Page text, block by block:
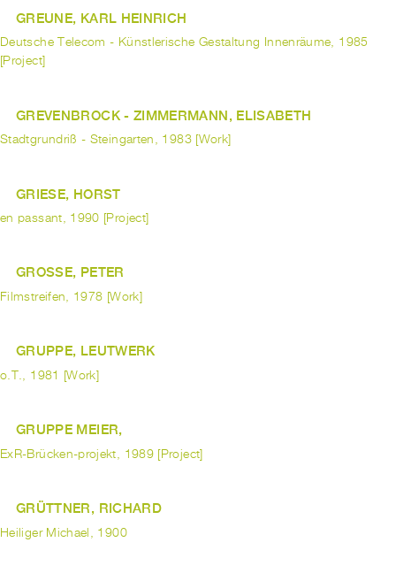
GREUNE, KARL HEINRICH
Deutsche Telecom - Künstlerische Gestaltung Innenräume, 1985
[Project]
GREVENBROCK - ZIMMERMANN, ELISABETH
Stadtgrundriß - Steingarten, 1983 [Work]
GRIESE, HORST
en passant, 1990 [Project]
GROSSE, PETER
Filmstreifen, 1978 [Work]
GRUPPE, LEUTWERK
o.T., 1981 [Work]
GRUPPE MEIER,
ExR-Brücken-projekt, 1989 [Project]
GRÜTTNER, RICHARD
Heiliger Michael, 1900